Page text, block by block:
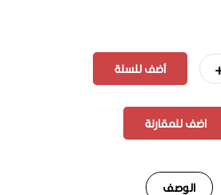
اضف للمقارنة
الوصف